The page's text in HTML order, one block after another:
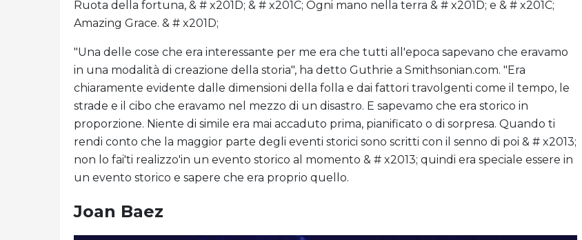
Ruota della fortuna, & # x201D; & # x201C; Ogni mano nella terra & # x201D; e & # x201C;
Amazing Grace. & # x201D;
"Una delle cose che era interessante per me era che tutti all'epoca sapevano che eravamo
in una modalità di creazione della storia", ha detto Guthrie a Smithsonian.com. "Era
chiaramente evidente dalle dimensioni della folla e dai fattori travolgenti come il tempo, le
strade e il cibo che eravamo nel mezzo di un disastro. E sapevamo che era storico in
proporzione. Niente di simile era mai accaduto prima, pianificato o di sorpresa. Quando ti
rendi conto che la maggior parte degli eventi storici sono scritti con il senno di poi & # x2013;
non lo fai'ti realizzo'in un evento storico al momento & # x2013; quindi era speciale essere in
un evento storico e sapere che era proprio quello.
Joan Baez